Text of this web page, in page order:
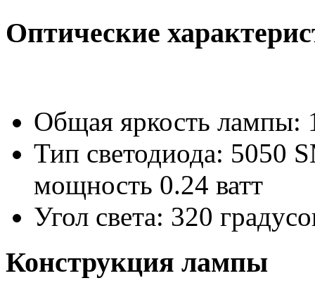
Оптические
Общая яркость лампы:
Тип светодиода: 5050
мощность 0.24 ватт
Угол света: 320
Конструкция лампы